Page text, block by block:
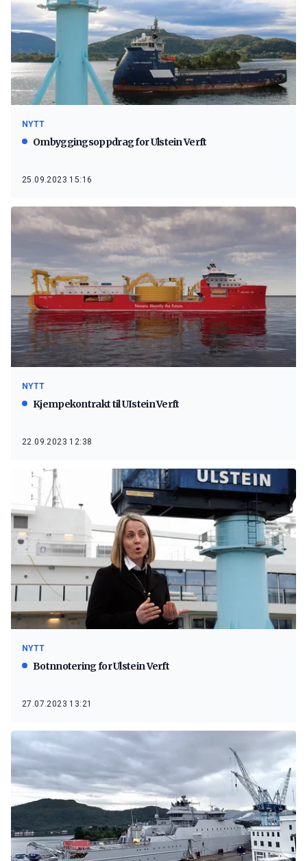
NYTT
Ombyggingsoppdrag for Ulstein Verft
25.09.2023 15:16
NYTT
Kjempekontrakt til UIstein Verft
22.09.2023 12:38
NYTT
Botnnotering for Ulstein Verft
27.07.2023 13:21